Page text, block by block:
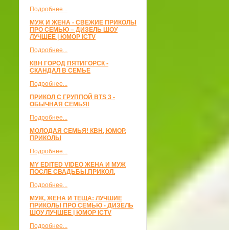
Подробнее...
МУЖ И ЖЕНА - СВЕЖИЕ ПРИКОЛЫ
ПРО СЕМЬЮ – ДИЗЕЛЬ ШОУ
ЛУЧШЕЕ | ЮМОР ICTV
Подробнее...
КВН ГОРОД ПЯТИГОРСК -
СКАНДАЛ В СЕМЬЕ
Подробнее...
ПРИКОЛ С ГРУППОЙ BTS 3 -
ОБЫЧНАЯ СЕМЬЯ!
Подробнее...
МОЛОДАЯ СЕМЬЯ! КВН, ЮМОР,
ПРИКОЛЫ
Подробнее...
MY EDITED VIDEO ЖЕНА И МУЖ
ПОСЛЕ СВАДЬБЫ.ПРИКОЛ.
Подробнее...
МУЖ, ЖЕНА И ТЕЩА: ЛУЧШИЕ
ПРИКОЛЫ ПРО СЕМЬЮ - ДИЗЕЛЬ
ШОУ ЛУЧШЕЕ | ЮМОР ICTV
Подробнее...